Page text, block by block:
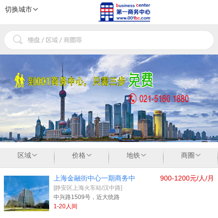
切换城市
区域 价格 地铁 商圈
900-1200元/人/月
上海金融街中心一期商务中
[静安区上海火车站/汉中路]
中兴路1509号，近大统路
1-20人间